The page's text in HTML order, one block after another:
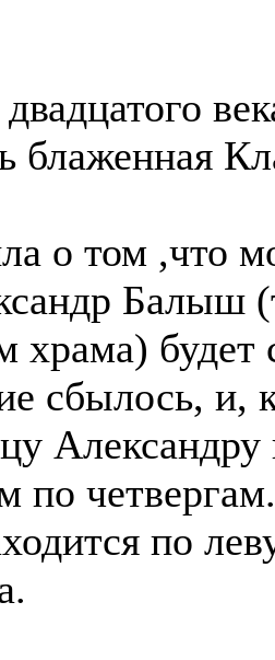
блаженная
о том ,что
Балыш
храма)
сбылось, и,
Александру
по
по